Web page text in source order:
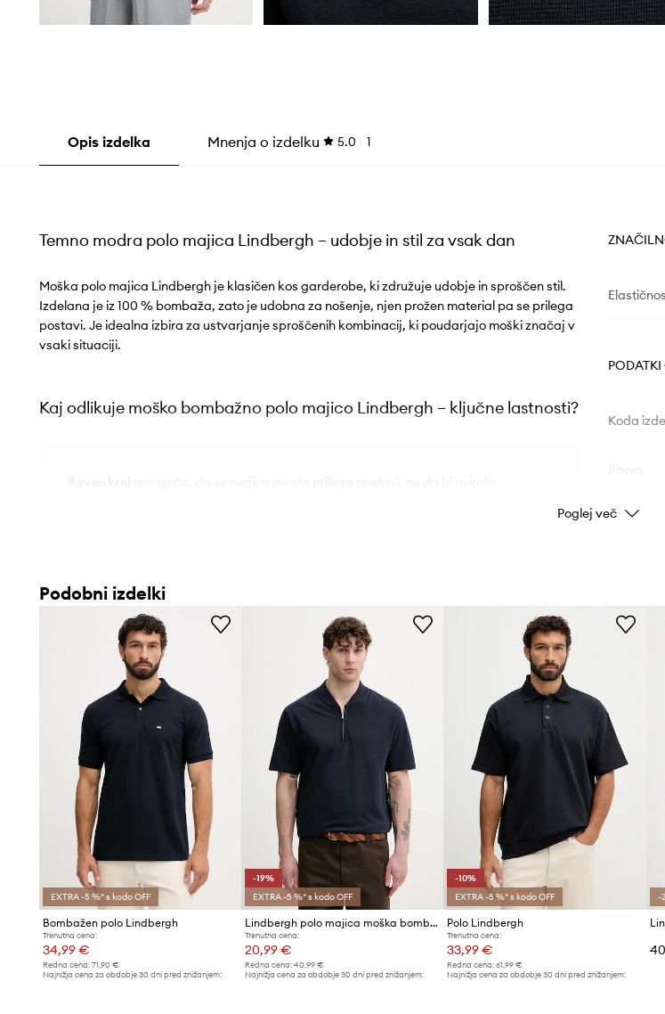
Opis izdelka Mnenja o izdelku 5.0 1
Temno modra polo majica Lindbergh – udobje in stil za vsak dan
Moška polo majica Lindbergh je klasičen kos garderobe, ki združuje udobje in sproščen stil.
Izdelana je iz 100 % bombaža, zato je udobna za nošenje, njen prožen material pa se prilega
postavi. Je idealna izbira za ustvarjanje sproščenih kombinacij, ki poudarjajo moški značaj v
vsaki situaciji.
Kaj odlikuje moško bombažno polo majico Lindbergh – ključne lastnosti?
100 % bombažzagotavlja mehkobo in zračnost, kar povečuje udobje pri
nošenju
Prožen materialse dobro prilega telesu in povečuje udobje
Izrez na V z ovratnikom poudarja klasičen videz polo majice
Gladek vzorec omogoča enostavno kombiniranje z drugimi kosi oblačil
PODATKI
Koda
Znamka
Poglej več
Podobni izdelki
EXTRA -5 %* s kodo OFF
Bombažen polo Lindbergh
Trenutna cena:
34,99 €
Redna cena: 71,90 €
Najnižja cena za obdobje 30 dni pred znižanjem:
-19%
EXTRA -5 %* s kodo OFF
Lindbergh polo majica moška bombažna
Trenutna cena:
20,99 €
Redna cena:40,99 €
Najnižja cena za obdobje 30 dni pred znižanjem:
-10%
EXTRA -5 %* s kodo OFF
Polo Lindbergh
Trenutna cena:
33,99 €
Redna cena: 61,99 €
Najnižja cena za obdobje 30 dni pred znižanjem:
-